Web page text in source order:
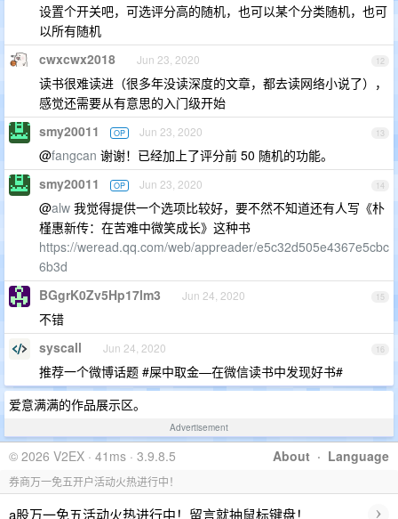
设置个开关吧，可选评分高的随机，也可以某个分类随机，也可
以所有随机
12
cwxcwx2018 Jun 23, 2020
读书很难读进（很多年没读深度的文章，都去读网络小说了），
感觉还需要从有意思的入门级开始
13
smy20011 OP Jun 23, 2020
@fangcan 谢谢！已经加上了评分前 50 随机的功能。
14
smy20011 OP Jun 23, 2020
@alw 我觉得提供一个选项比较好，要不然不知道还有人写《朴
槿惠新传：在苦难中微笑成长》这种书
https://weread.qq.com/web/appreader/e5c32d505e4367e5cbc
6b3d
15
BGgrK0Zv5Hp17lm3 Jun 24, 2020
不错
16
syscall Jun 24, 2020
推荐一个微博话题 #屎中取金—在微信读书中发现好书#
爱意满满的作品展示区。
Advertisement
About · Language
© 2026 V2EX · 41ms · 3.9.8.5
券商万一免五开户活动火热进行中！
a股万一免五活动火热进行中！留言就抽鼠标键盘！ ›